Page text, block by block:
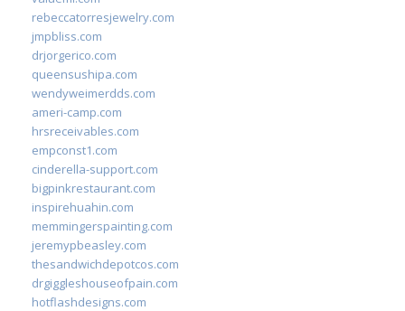
rebeccatorresjewelry.com
jmpbliss.com
drjorgerico.com
queensushipa.com
wendyweimerdds.com
ameri-camp.com
hrsreceivables.com
empconst1.com
cinderella-support.com
bigpinkrestaurant.com
inspirehuahin.com
memmingerspainting.com
jeremypbeasley.com
thesandwichdepotcos.com
drgiggleshouseofpain.com
hotflashdesigns.com